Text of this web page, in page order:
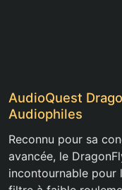
AudioQuest
Audiophiles
Reconnu pour sa
avancée, le
incontournable pour